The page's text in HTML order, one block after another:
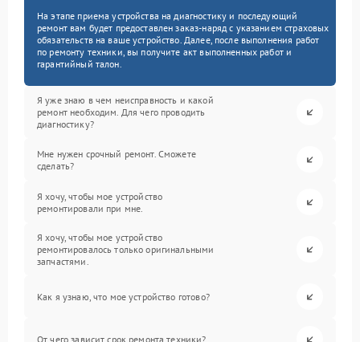
На этапе приема устройства на диагностику и последующий
ремонт вам будет предоставлен заказ-наряд с указанием страховых
обязательств на ваше устройство. Далее, после выполнения работ
по ремонту техники, вы получите акт выполненных работ и
гарантийный талон.
Я уже знаю в чем неисправность и какой
ремонт необходим. Для чего проводить
диагностику?
Мне нужен срочный ремонт. Сможете
сделать?
Я хочу, чтобы мое устройство
ремонтировали при мне.
Я хочу, чтобы мое устройство
ремонтировалось только оригинальными
запчастями.
Как я узнаю, что мое устройство готово?
От чего зависит срок ремонта техники?